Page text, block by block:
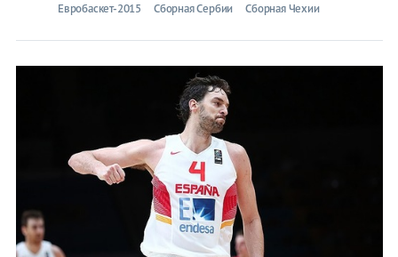
Евробаскет-2015 Сборная Сербии Сборная Чехии